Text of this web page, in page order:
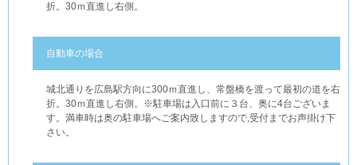
折。30ｍ直進し右側。
自動車の場合
城北通りを広島駅方向に300ｍ直進し、常盤橋を渡って最初の道を右
折。30ｍ直進し右側。※駐車場は入口前に３台、奥に4台ございま
す。満車時は奥の駐車場へご案内致しますので,受付までお声掛け下
さい。